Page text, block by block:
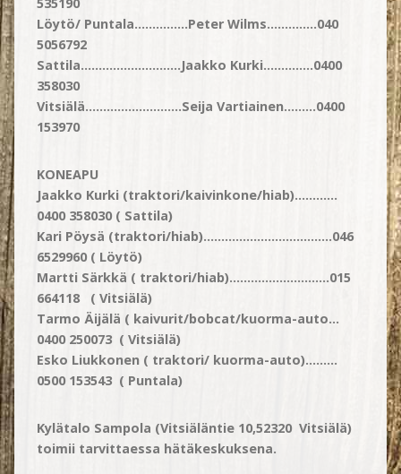
Löytö/ Puntala……………Peter Wilms…………..040
5056792
Sattila……………………….Jaakko Kurki…………..0400
358030
Vitsiälä………………………Seija Vartiainen………0400
153970
KONEAPU
Jaakko Kurki (traktori/kaivinkone/hiab)…………
0400 358030 ( Sattila)
Kari Pöysä (traktori/hiab)………………………………046
6529960 ( Löytö)
Martti Särkkä ( traktori/hiab)……………………….015
664118 ( Vitsiälä)
Tarmo Äijälä ( kaivurit/bobcat/kuorma-auto…
0400 250073 ( Vitsiälä)
Esko Liukkonen ( traktori/ kuorma-auto)………
0500 153543 ( Puntala)
Kylätalo Sampola (Vitsiäläntie 10,52320 Vitsiälä)
toimii tarvittaessa hätäkeskuksena.